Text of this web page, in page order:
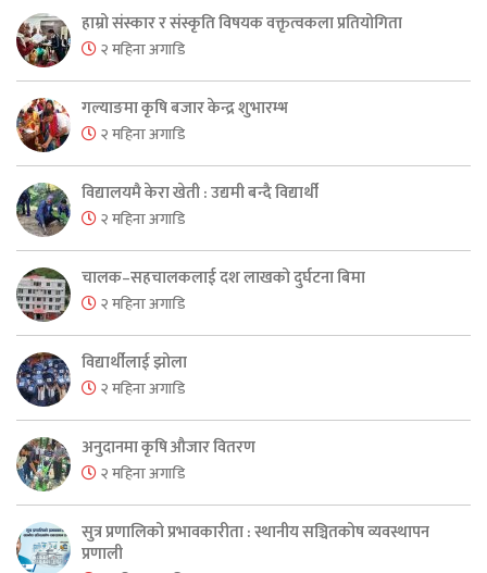
हाम्रो संस्कार र संस्कृति विषयक वक्तृत्वकला प्रतियोगिता
२ महिना अगाडि
गल्याङमा कृषि बजार केन्द्र शुभारम्भ
२ महिना अगाडि
विद्यालयमै केरा खेती : उद्यमी बन्दै विद्यार्थी
२ महिना अगाडि
चालक–सहचालकलाई दश लाखको दुर्घटना बिमा
२ महिना अगाडि
विद्यार्थीलाई झोला
२ महिना अगाडि
अनुदानमा कृषि औजार वितरण
२ महिना अगाडि
सुत्र प्रणालिको प्रभावकारीता : स्थानीय सञ्चितकोष व्यवस्थापन
प्रणाली